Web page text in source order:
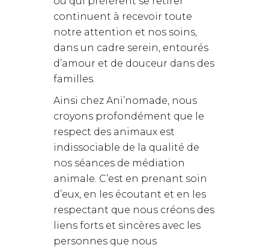
continuent à recevoir toute
notre attention et nos soins,
dans un cadre serein, entourés
d’amour et de douceur dans des
familles.
Ainsi chez Ani’nomade, nous
croyons profondément que le
respect des animaux est
indissociable de la qualité de
nos séances de médiation
animale. C’est en prenant soin
d’eux, en les écoutant et en les
respectant que nous créons des
liens forts et sincères avec les
personnes que nous